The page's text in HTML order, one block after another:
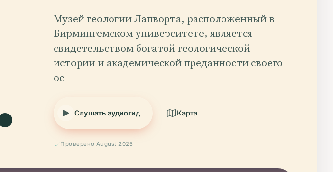
Музей геологии Лапворта, расположенный в
Бирмингемском университете, является
свидетельством богатой геологической
истории и академической преданности своего
ос
Слушать аудиогид Карта
Проверено August 2025